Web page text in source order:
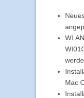
Mac